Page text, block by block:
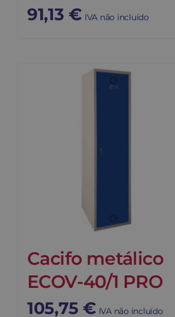
91,13 € IVA não incluído
Cacifo metálico
ECOV-40/1 PRO
105,75 € IVA não incluído